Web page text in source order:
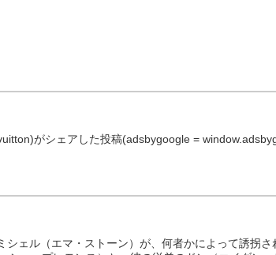
がシェアした投稿(adsbygoogle =
シェル（エマ・ストーン）が、何者かによって誘拐